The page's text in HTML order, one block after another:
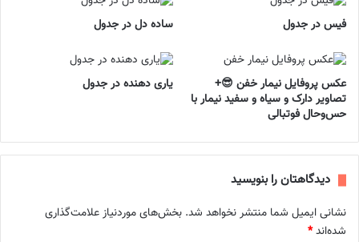
فیس در جدول ساده دل در جدول
عکس پروفایل نیمار خفن 😎+
تصاویر دارک و سیاه و سفید نیمار با
حس‌وحال فوتبالی
یاری دهنده در جدول
دیدگاهتان را بنویسید
نشانی ایمیل شما منتشر نخواهد شد. بخش‌های موردنیاز علامت‌گذاری
شده‌اند*